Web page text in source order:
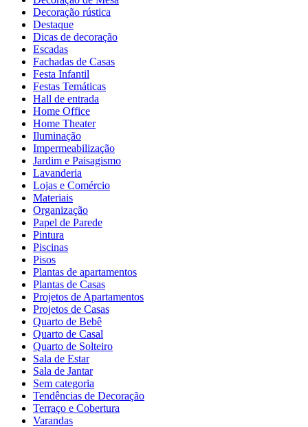
Decoração rústica
Destaque
Dicas de decoração
Escadas
Fachadas de Casas
Festa Infantil
Festas Temáticas
Hall de entrada
Home Office
Home Theater
Iluminação
Impermeabilização
Jardim e Paisagismo
Lavanderia
Lojas e Comércio
Materiais
Organização
Papel de Parede
Pintura
Piscinas
Pisos
Plantas de apartamentos
Plantas de Casas
Projetos de Apartamentos
Projetos de Casas
Quarto de Bebê
Quarto de Casal
Quarto de Solteiro
Sala de Estar
Sala de Jantar
Sem categoria
Tendências de Decoração
Terraço e Cobertura
Varandas